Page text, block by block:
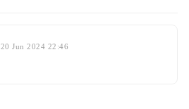
20 Jun 2024 22:46